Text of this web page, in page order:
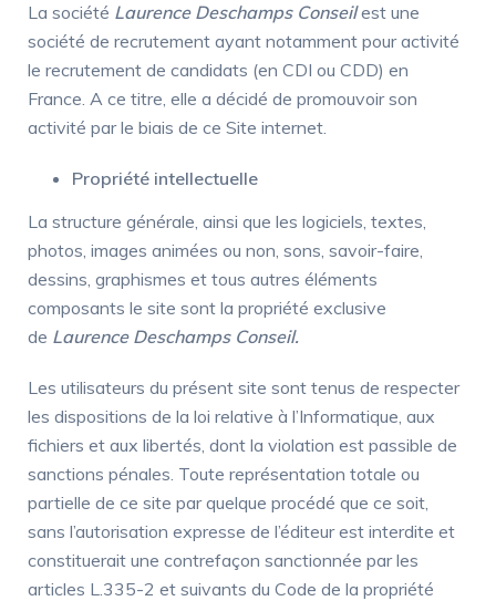
La société Laurence Deschamps Conseilest une
société de recrutement ayant notamment pour activité
le recrutement de candidats (en CDI ou CDD) en
France. A ce titre, elle a décidé de promouvoir son
activité par le biais de ce Site internet.
Propriété intellectuelle
La structure générale, ainsi que les logiciels, textes,
photos, images animées ou non, sons, savoir-faire,
dessins, graphismes et tous autres éléments
composants le site sont la propriété exclusive
de Laurence Deschamps Conseil.
Les utilisateurs du présent site sont tenus de respecter
les dispositions de la loi relative à l’Informatique, aux
fichiers et aux libertés, dont la violation est passible de
sanctions pénales. Toute représentation totale ou
partielle de ce site par quelque procédé que ce soit,
sans l’autorisation expresse de l’éditeur est interdite et
constituerait une contrefaçon sanctionnée par les
articles L.335-2 et suivants du Code de la propriété